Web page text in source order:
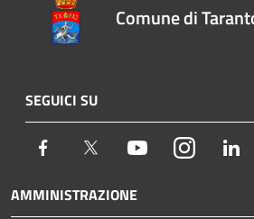
Comune di
SEGUICI SU
Facebook Twitter YoutubeInstagram
AMMINISTRAZIONE